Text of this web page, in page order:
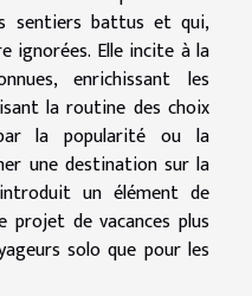
sentiers battus et qui,
ignorées. Elle incite à la
enrichissant les
la routine des choix
la popularité ou la
une destination sur la
un élément de
de vacances plus
solo que pour les